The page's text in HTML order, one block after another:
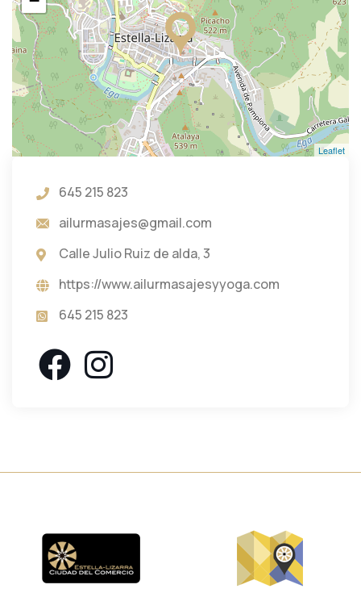
Leaflet
645 215 823
ailurmasajes@gmail.com
Calle Julio Ruiz de alda, 3
https://www.ailurmasajesyyoga.com
645 215 823